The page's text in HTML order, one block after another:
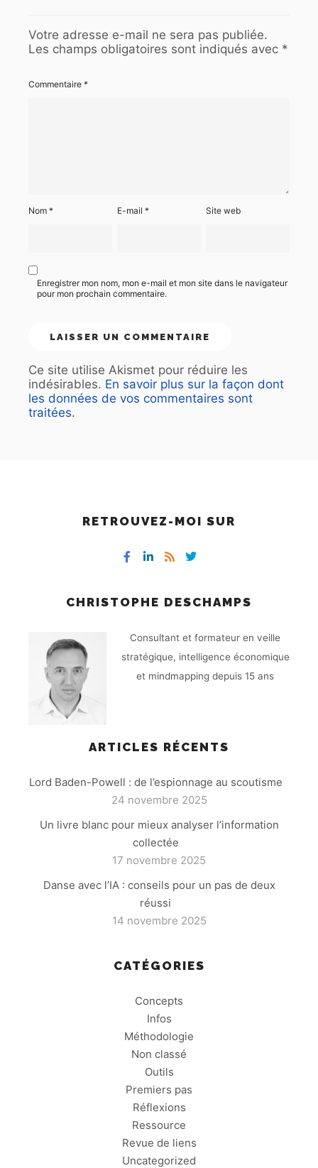
Votre adresse e-mail ne sera pas publiée.
Les champs obligatoires sont indiqués avec *
Commentaire *
Nom * E-mail* Site web
Enregistrer mon nom, mon e-mail et mon site dans le navigateur
pour mon prochain commentaire.
Ce site utilise Akismet pour réduire les
indésirables. En savoir plus sur la façon dont
les données de vos commentaires sont
traitées.
RETROUVEZ-MOI SUR
CHRISTOPHE DESCHAMPS
Consultant et formateur en veille
stratégique, intelligence économique
et mindmapping depuis 15 ans
ARTICLES RÉCENTS
Lord Baden-Powell : de l’espionnage au scoutisme
24 novembre 2025
Un livre blanc pour mieux analyser l’information
collectée
17 novembre 2025
Danse avec l’IA : conseils pour un pas de deux
réussi
14 novembre 2025
CATÉGORIES
Concepts
Infos
Méthodologie
Non classé
Outils
Premiers pas
Réflexions
Ressource
Revue de liens
Uncategorized